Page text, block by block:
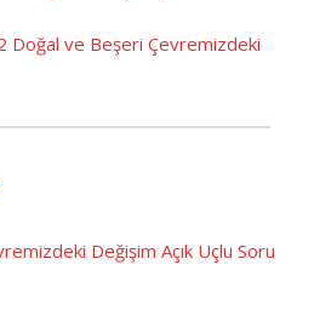
Doğal ve Beşeri Çevremizdeki
Değişim Açık Uçlu Soru